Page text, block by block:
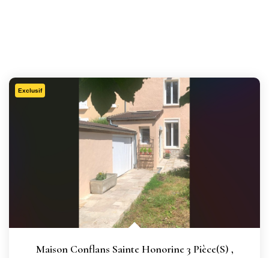
Exclusif
Maison Conflans Sainte Honorine 3 Pièce(s) ,